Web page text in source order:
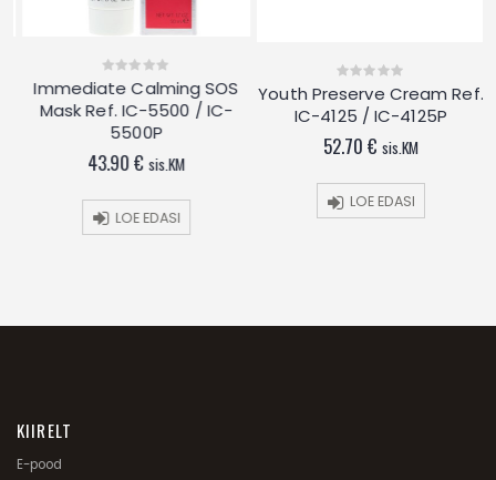
0
out
of
Immediate Calming SOS
Mask Ref. IC-5500 / IC-
5500P
43.90€ sis.KM
LOE EDASI
0
of
Youth Preserve Cream Ref.
IC-4125 / IC-4125P
52.70 € sis.KM
LOE EDASI
KIIRELT
E-pood